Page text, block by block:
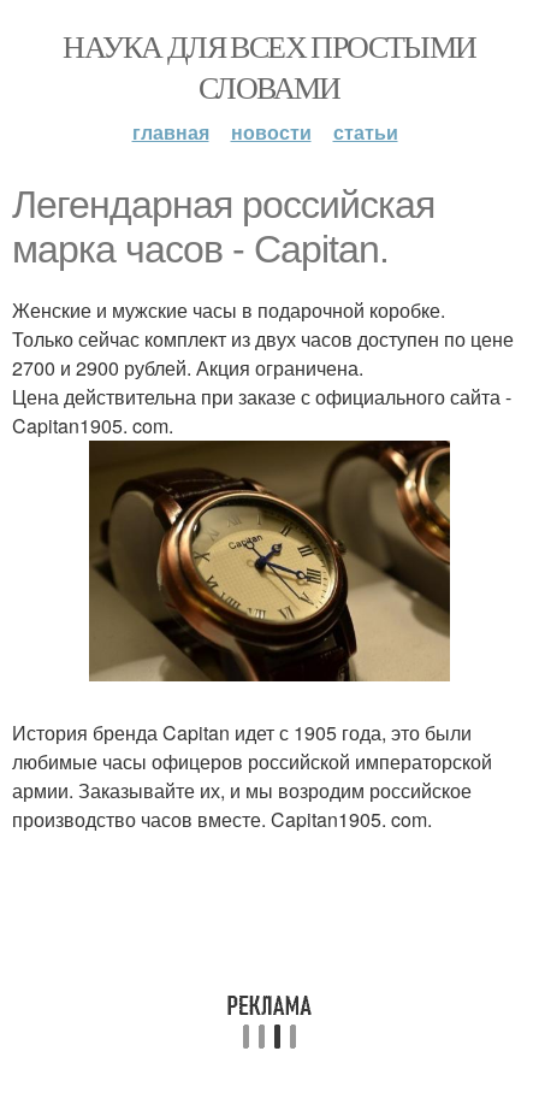
НАУКА ДЛЯ ВСЕХ ПРОСТЫМИ
СЛОВАМИ
главная новости статьи
Легендарная российская
марка часов - Capitan.
Женские и мужские часы в подарочной коробке.
Только сейчас комплект из двух часов доступен по цене
2700 и 2900 рублей. Акция ограничена.
Цена действительна при заказе с официального сайта -
Capitan1905. com.
История бренда Capitan идет с 1905 года, это были
любимые часы офицеров российской императорской
армии. Заказывайте их, и мы возродим российское
производство часов вместе. Capitan1905. com.